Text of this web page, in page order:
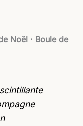
Noël · Boule de